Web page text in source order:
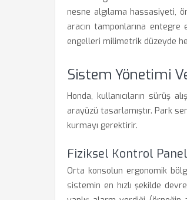
nesne algılama hassasiyeti,
aracın tamponlarına
engelleri milimetrik düzeyde
Sistem Yönetimi
Honda, kullanıcıların sürüş
arayüzü tasarlamıştır. Park
kurmayı gerektirir.
Fiziksel Kontrol
Orta konsolun ergonomik
sistemin en hızlı şekilde